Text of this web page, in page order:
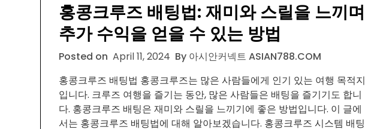
홍콩크루즈 배팅법: 재미와 스릴을 느끼며
추가 수익을 얻을 수 있는 방법
Posted on April 11, 2024 By 아시안커넥트 ASIAN788.COM
홍콩크루즈 배팅법 홍콩크루즈는 많은 사람들에게 인기 있는 여행 목적지
입니다. 크루즈 여행을 즐기는 동안, 많은 사람들은 배팅을 즐기기도 합니
다. 홍콩크루즈 배팅은 재미와 스릴을 느끼기에 좋은 방법입니다. 이 글에
서는 홍콩크루즈 배팅법에 대해 알아보겠습니다. 홍콩크루즈 시스템 배팅